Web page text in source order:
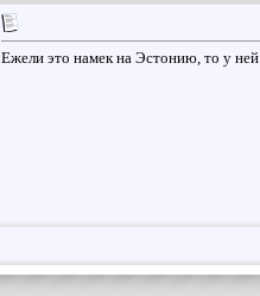
Ежели это намек на Эстонию, то у